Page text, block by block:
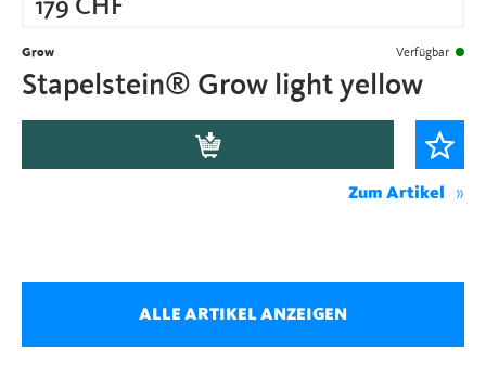
179 CHF
Grow Verfügbar
Stapelstein® Grow light yellow
Zum Artikel
ALLE ARTIKEL ANZEIGEN